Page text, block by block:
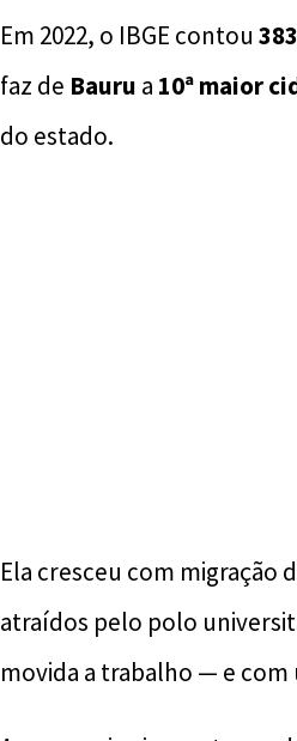
Em 2022, o IBGE contou
faz de Bauru a 10ª maior
do estado.
Ela cresceu com migração
atraídos pelo polo
movida a trabalho — e com